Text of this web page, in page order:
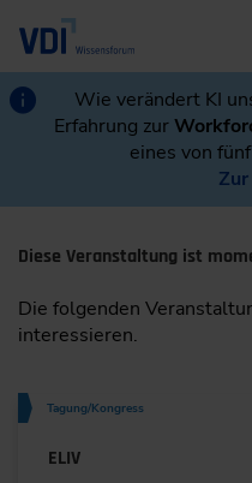
Wie verändert KI
Erfahrung zur
eines von
Diese Veranstaltung ist
Die folgenden
interessieren.
Tagung/Kongress
ELIV